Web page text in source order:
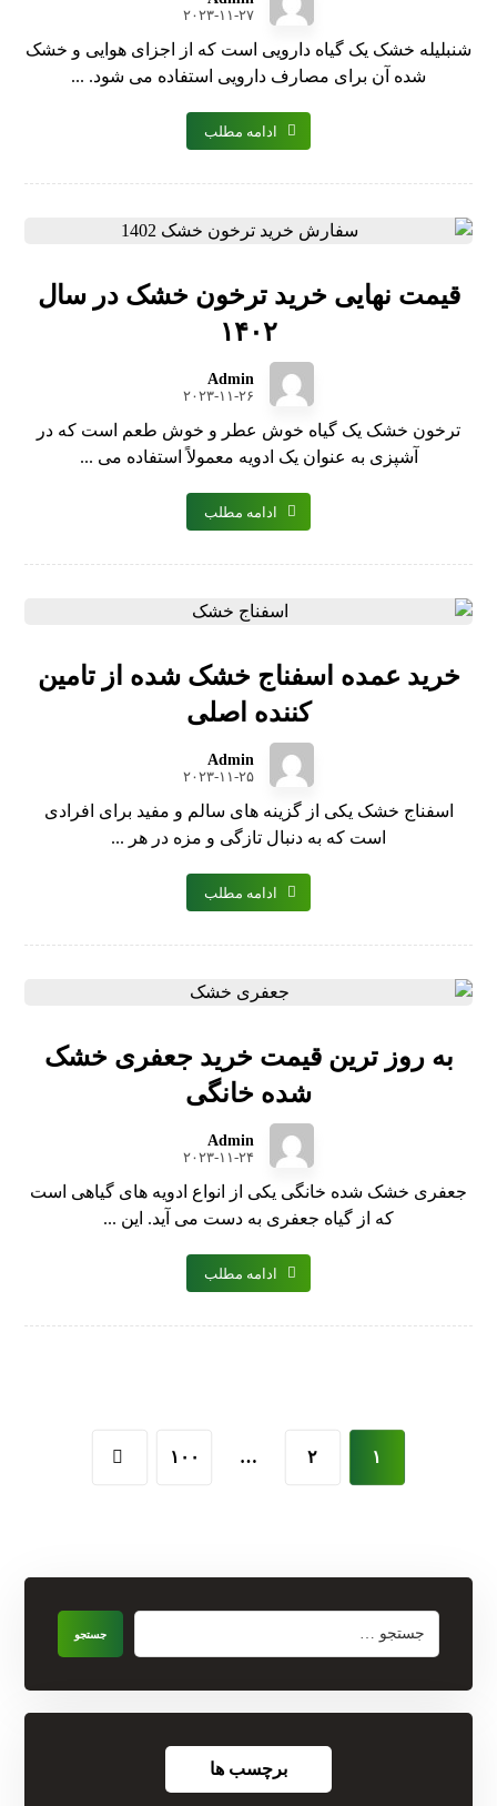
۲۰۲۳-۱۱-۲۷
شنبلیله خشک یک گیاه دارویی است که از اجزای هوایی و خشک
شده آن برای مصارف دارویی استفاده می شود. ...
ادامه مطلب
قیمت نهایی خرید ترخون خشک در سال
۱۴۰۲
Admin
۲۰۲۳-۱۱-۲۶
ترخون خشک یک گیاه خوش عطر و خوش طعم است که در
آشپزی به عنوان یک ادویه معمولاً استفاده می ...
ادامه مطلب
خرید عمده اسفناج خشک شده از تامین
کننده اصلی
Admin
۲۰۲۳-۱۱-۲۵
اسفناج خشک یکی از گزینه های سالم و مفید برای افرادی
است که به دنبال تازگی و مزه در هر ...
ادامه مطلب
به روز ترین قیمت خرید جعفری خشک
شده خانگی
Admin
۲۰۲۳-۱۱-۲۴
جعفری خشک شده خانگی یکی از انواع ادویه های گیاهی است
که از گیاه جعفری به دست می آید. این ...
ادامه مطلب
۱ ۲ … ۱۰۰
جستجو
برچسب ها